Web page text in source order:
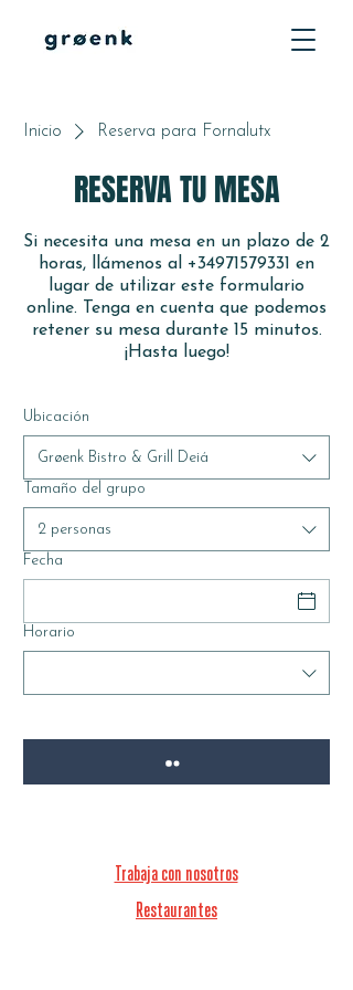
Inicio Reserva para Fornalutx
RESERVA TU MESA
Si necesita una mesa en un plazo de 2
horas, llámenos al +34971579331 en
lugar de utilizar este formulario
online. Tenga en cuenta que podemos
retener su mesa durante 15 minutos.
¡Hasta luego!
Ubicación
Grøenk Bistro & Grill Deiá
Tamaño del grupo
2 personas
Fecha
Horario
Trabaja con nosotros
Restaurantes